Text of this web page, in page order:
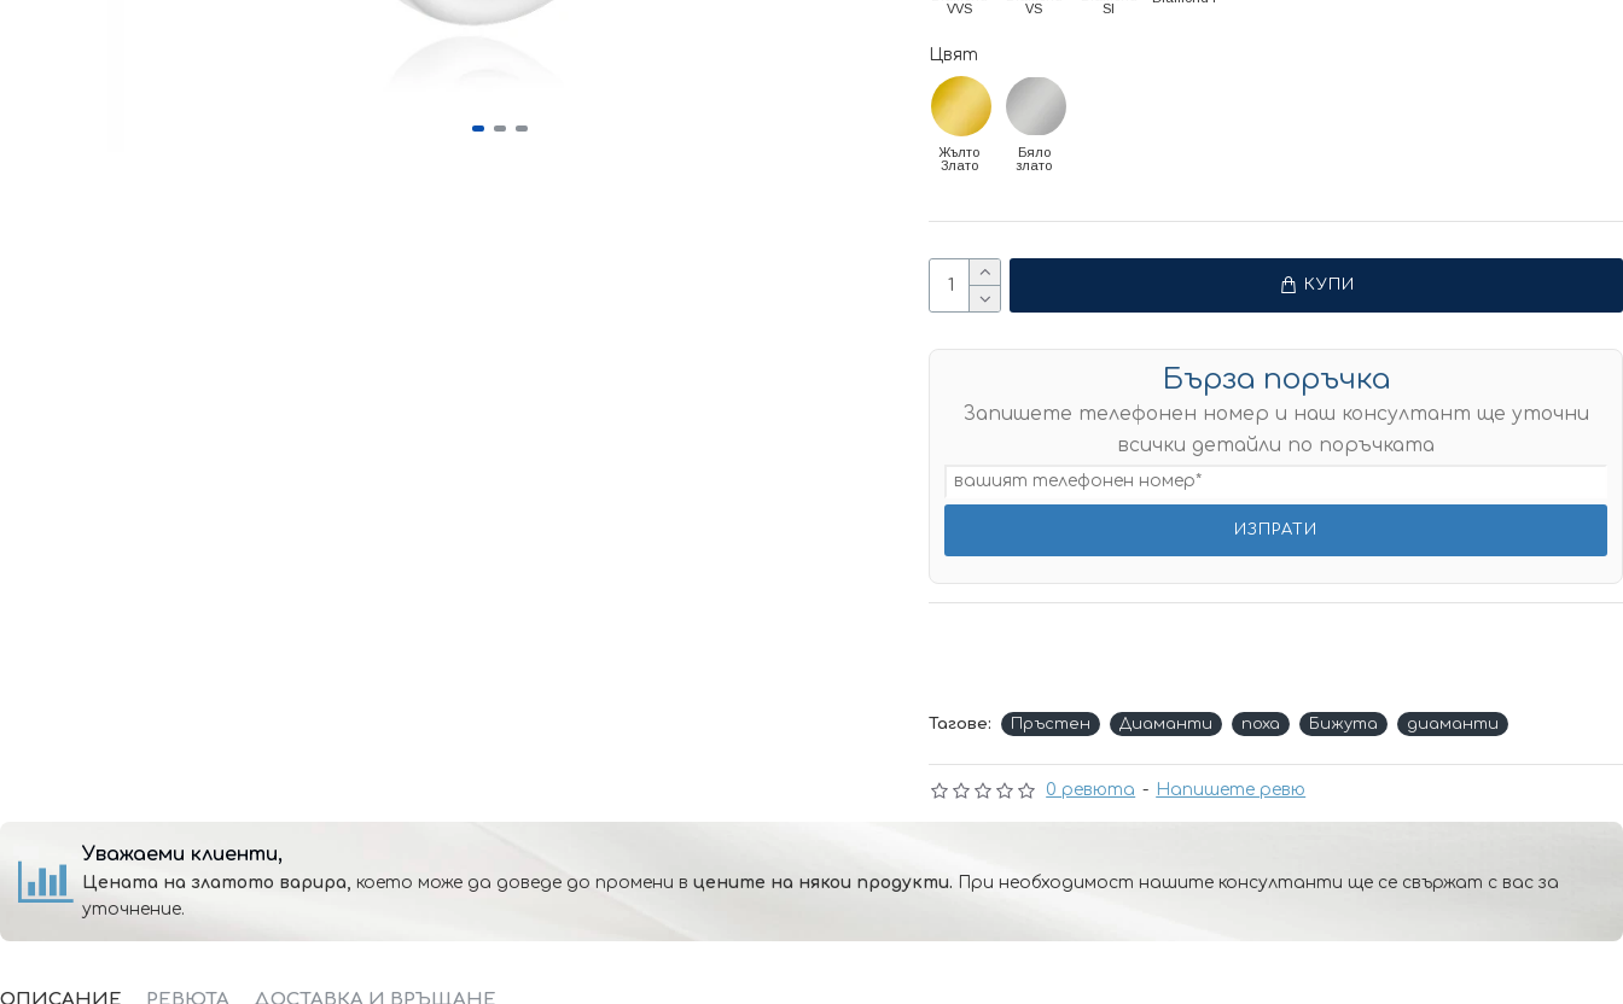
0 ревюта - Напишете ревю
VVS
VS
SI
Цвят
Жълто
Злато
Бяло
злато
КУПИ
Бърза поръчка
Запишете телефонен номер и наш консултант ще уточни
всички детайли по поръчката
Тагове: Пръстен Диаманти noxa Бижута диаманти
Уважаеми клиенти,
Цената на златото варира, което може да доведе до промени в цените на някои продукти. При необходимост нашите консултанти ще се свържат с вас за
уточнение.
ОПИСАНИЕ РЕВЮТА ДОСТАВКА И ВРЪЩАНЕ